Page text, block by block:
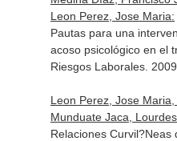
Leon Perez, Jose Maria:
Pautas para una
acoso psicológico en el
Riesgos Laborales.
Leon Perez, Jose
Munduate Jaca,
Relaciones Curvil?Neas